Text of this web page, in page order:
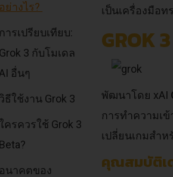
อย่างไร?
การเปรียบเทียบ:
Grok 3 กับโมเดล
อื่นๆ
ธีใช้งาน Grok 3
ใครควรใช้ Grok 3
Beta?
อนาคตของ
เป็นเครื่องมือ
GROK
พัฒนาโดย xAI
การทำความเ
เปลี่ยนเกมสำ
คุณสมบัติเด่